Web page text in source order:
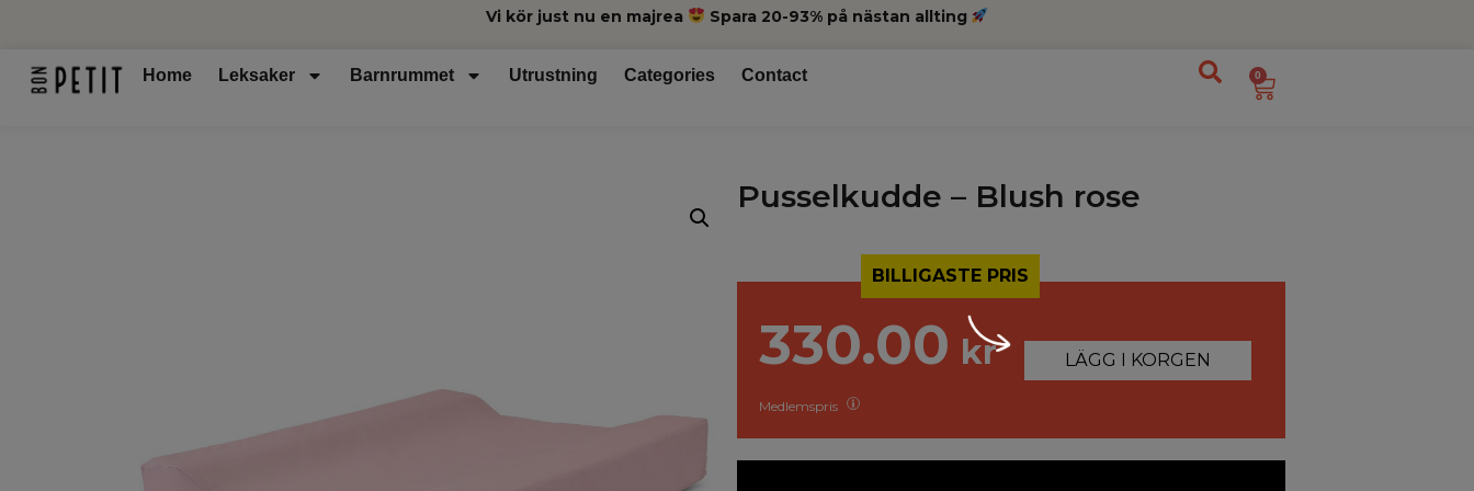
Vi kör just nu en majrea Spara 20-93% på nästan allting
Home Leksaker Barnrummet Utrustning Categories Contact 0
Pusselkudde – Blush rose
BILLIGASTE PRIS
330.00 kr
Medlemspris
LÄGG I KORGEN